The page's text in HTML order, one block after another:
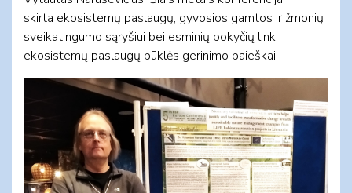
skirta ekosistemų paslaugų, gyvosios gamtos ir žmonių
sveikatingumo sąryšiui bei esminių pokyčių link
ekosistemų paslaugų būklės gerinimo paieškai.